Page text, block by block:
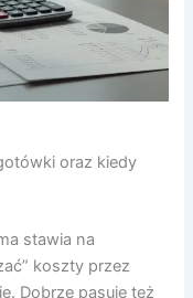
oraz kiedy
stawia na
koszty przez
Dobrze pasuje też